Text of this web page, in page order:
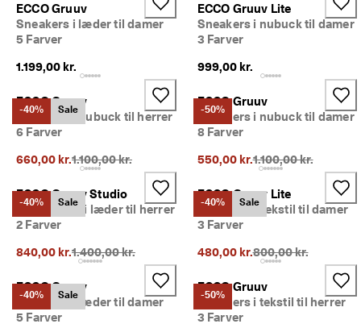
ECCO Gruuv
Sneakers i læder til damer
5 Farver
1.199,00 kr.
ECCO Gruuv Lite
Sneakers i nubuck til damer
3 Farver
999,00 kr.
-40% Sale
ECCO Gruuv
Sneakers i nubuck til herrer
6 Farver
660,00 kr.Oprindelig pris {{price}}:
1.100,00 kr.
-50%
ECCO Gruuv
Sneakers i nubuck til damer
8 Farver
550,00 kr.Oprindelig pris
1.100,00 kr.
-40% Sale
ECCO Gruuv Studio
Slip-on sko i læder til herrer
2 Farver
840,00 kr.Oprindelig pris {{price}}:
1.400,00 kr.
-40% Sale
ECCO Gruuv Lite
Snøresko i tekstil til damer
3 Farver
480,00 kr.Oprindelig pris
800,00 kr.
-40% Sale
ECCO Gruuv
Sneakers i læder til damer
5 Farver
-50%
ECCO Gruuv
Sneakers i tekstil til herrer
3 Farver